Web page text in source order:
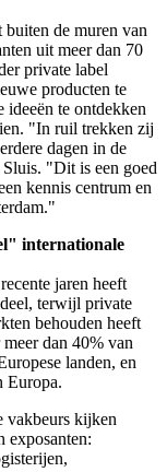
de muren van
uit meer dan 70
private label
producten te
ideeën te ontdekken
"In ruil trekken zij
dagen in de
"Dit is een goed
kennis centrum en
internationale
jaren heeft
terwijl private
behouden heeft
dan 40% van
landen, en
Europa.
vakbeurs kijken
exposanten: